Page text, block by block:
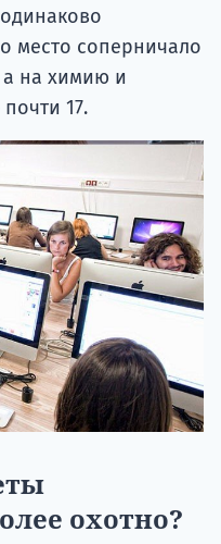
место соперничало
а на химию и
17.
охотно?